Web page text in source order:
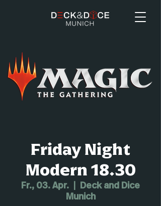
Friday Night
Modern 18.30
Fr., 03. Apr.
Deck and Dice
Munich